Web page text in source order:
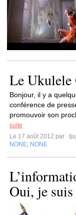
Le Ukulele
Bonjour, il y a
conférence de
promouvoir son
suite
Le 17 août 2012 par
NONE NONE
Oui, je